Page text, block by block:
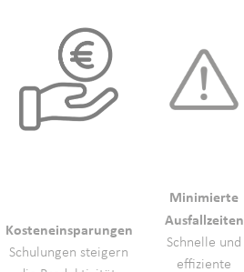
Kosteneinsparungen
Schulungen steigern
Minimierte
Ausfallzeiten
Schnelle und
effiziente